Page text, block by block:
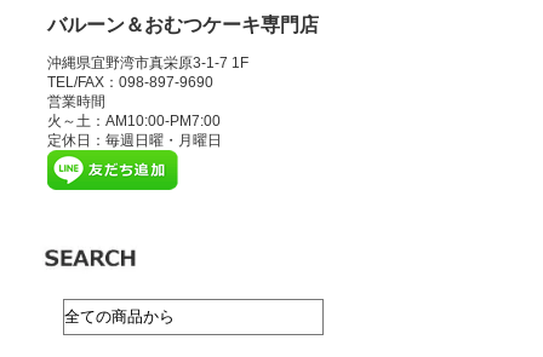
バルーン＆おむつケーキ専門店
沖縄県宜野湾市真栄原3-1-7 1F
TEL/FAX：098-897-9690
営業時間
火～土：AM10:00-PM7:00
定休日：毎週日曜・月曜日